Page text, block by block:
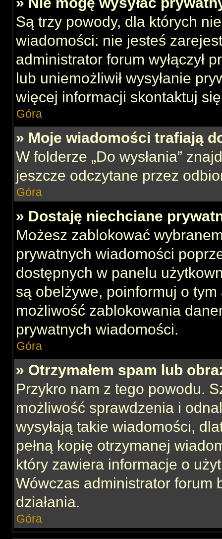
Są trzy powody, dla których
wiadomości: nie jesteś
administrator forum wyłączył
lub uniemożliwił wysyłanie
więcej informacji skontaktuj
Góra
» Moje wiadomości trafiają
W folderze „Do wysłania”
jeszcze odczytane przez
Góra
» Dostaję niechciane
Możesz zablokować
prywatnych wiadomości
dostępnych w panelu
są obelżywe, poinformuj o
możliwość zablokowania
prywatnych wiadomości.
Góra
» Otrzymałem spam lub
Przykro nam z tego powodu.
możliwość sprawdzenia i
wysyłają takie wiadomości,
pełną kopię otrzymanej
który zawiera informacje o
Wówczas administrator forum
działania.
Góra